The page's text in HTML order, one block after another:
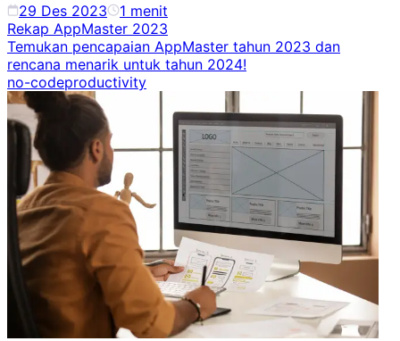
29 Des 2023 1 menit
Rekap AppMaster 2023
Temukan pencapaian AppMaster tahun 2023 dan
rencana menarik untuk tahun 2024!
no-codeproductivity